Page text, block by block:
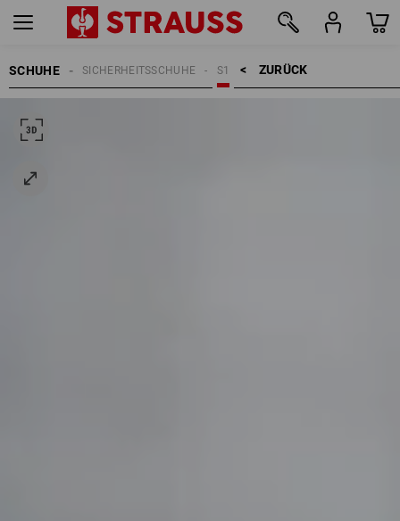
SCHUHE ZURÜCK    >
S1
SICHERHEITSSCHUHE